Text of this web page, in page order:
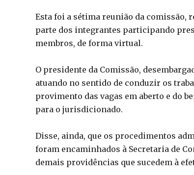
Esta foi a sétima reunião da
parte dos integrantes participando
membros, de forma virtual.
O presidente da Comissão,
atuando no sentido de conduzir os
provimento das vagas em aberto e do
para o jurisdicionado.
Disse, ainda, que os procedimentos
foram encaminhados à Secretaria de
demais providências que sucedem à